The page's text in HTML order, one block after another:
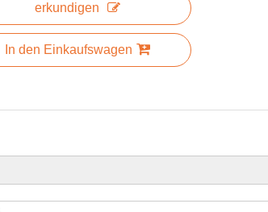
erkundigen
In den Einkaufswagen